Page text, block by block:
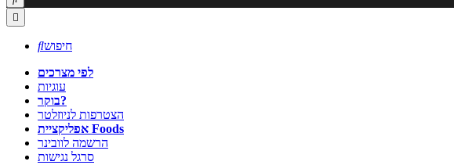

חיפוש
לפי מצרכים
עוגיות
בוקר?
הצטרפות לניוזלטר
אפליקציית Foods
הרשמה לוובינר
סרגל נגישות